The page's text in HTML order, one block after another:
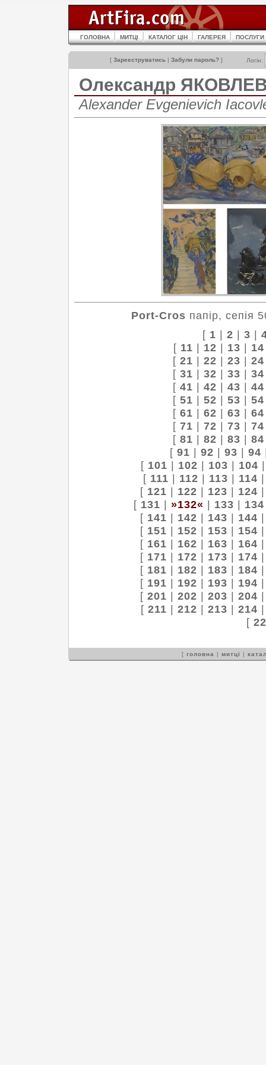
ГОЛОВНА МИТЦІ КАТАЛОГ ЦІН ГАЛЕРЕЯ ПОСЛУГИ
[ Зареєструватись | Забули пароль? ] Логін:
Олександр
Alexander Evgenievich
Port-Cros папір, сепія
[ 1 | 2 | 3 |
[ 11 | 12 | 13 | 14
[ 21 | 22 | 23 | 24
[ 31 | 32 | 33 | 34
[ 41 | 42 | 43 | 44
[ 51 | 52 | 53 | 54
[ 61 | 62 | 63 | 64
[ 71 | 72 | 73 | 74
[ 81 | 82 | 83 | 84
[ 91 | 92 | 93 | 94
[ 101 | 102 | 103 | 104
[ 111 | 112 | 113 | 114
[ 121 | 122 | 123 | 124
[ 131 | »132« | 133 | 134
[ 141 | 142 | 143 | 144
[ 151 | 152 | 153 | 154
[ 161 | 162 | 163 | 164
[ 171 | 172 | 173 | 174
[ 181 | 182 | 183 | 184
[ 191 | 192 | 193 | 194
[ 201 | 202 | 203 | 204
[ 211 | 212 | 213 | 214
[
[ головна | митці |